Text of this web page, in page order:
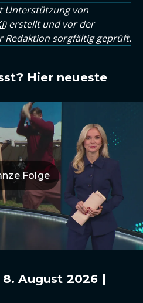
Unterstützung von
) erstellt und vor der
Redaktion sorgfältig geprüft.
Hier neueste
Folge
August 2026 |